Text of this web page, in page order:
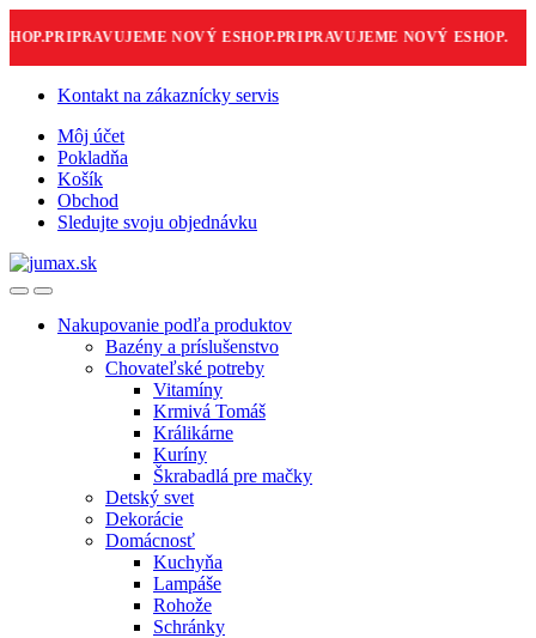
PRIPRAVUJEME NOVÝ ESHOP.PRIPRAVUJEME NOVÝ ESHOP.
Skip
navigation
Skip
content
Kontakt na zákaznícky servis
Môj účet
Pokladňa
Košík
Obchod
Sledujte svoju objednávku
Nakupovanie podľa produktov
Bazény a príslušenstvo
Chovateľské potreby
Vitamíny
Krmivá Tomáš
Králikárne
Kuríny
Škrabadlá pre mačky
Detský svet
Dekorácie
Domácnosť
Kuchyňa
Lampáše
Rohože
Schránky